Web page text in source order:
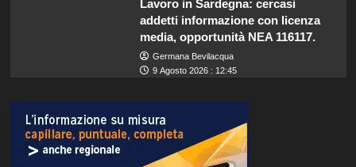
Lavoro in Sardegna: cercasi
addetti informazione con licenza
media, opportunità NEA 116117.
Germana Bevilacqua
9 Agosto 2026 : 12:45